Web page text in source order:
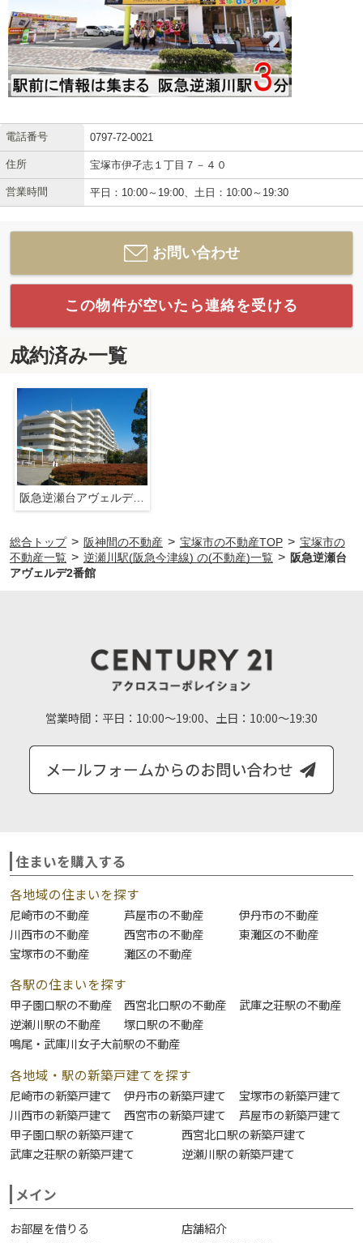
電話番号 0797-72-0021
住所 宝塚市伊孑志１丁目７－４０
営業時間 平日：10:00～19:00、土日：10:00～19:30
お問い合わせ
この物件が空いたら連絡を受ける
成約済み一覧
阪急逆瀬台アヴェルデ2番館
総合トップ > 阪神間の不動産 > 宝塚市の不動産TOP > 宝塚市の
不動産一覧 > 逆瀬川駅(阪急今津線) の(不動産)一覧 > 阪急逆瀬台
アヴェルデ2番館
営業時間： 平日：10:00～19:00、土日：10:00～19:30
住まいを購入する
各地域の住まいを探す
尼崎市の不動産 芦屋市の不動産
伊丹市の不動産
川西市の不動産
西宮市の不動産
東灘区の不動産
宝塚市の不動産
灘区の不動産
各駅の住まいを探す
甲子園口駅の不動産 西宮北口駅の不動産
武庫之荘駅の不動産
逆瀬川駅の不動産
塚口駅の不動産
鳴尾・武庫川女子大前駅の不動産
各地域・駅の新築戸建てを探す
尼崎市の新築戸建て 伊丹市の新築戸建て
宝塚市の新築戸建て
川西市の新築戸建て
西宮市の新築戸建て
芦屋市の新築戸建て
甲子園口駅の新築戸建て
西宮北口駅の新築戸建て
武庫之荘駅の新築戸建て
逆瀬川駅の新築戸建て
メイン
お部屋を借りる
店舗紹介